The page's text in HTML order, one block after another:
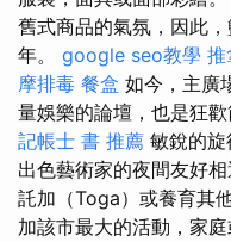
舊式商品的氣氛，因此
年。 google seo教學 推
摩排毒 餐盒 如今，主廣
量娛樂的論壇，也是狂歡
記帳士 書 推薦 敏銳的
出色藝術家的夜間友好相
託加（Toga）或養育其
加該市最大的活動，家